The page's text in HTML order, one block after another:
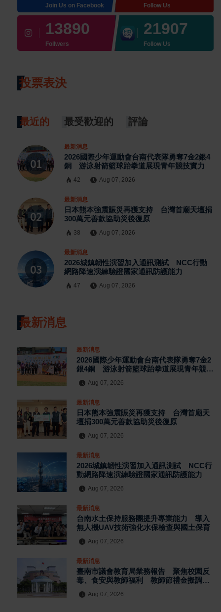
Join Us on Facebook Follow Us
13890
Follwers
21907
Follow Us
投票表決
最近的 最受歡迎的 評論
最新消息
2026國際少年運動會台南代表隊勇奪7金2銀4
銅 游泳射箭籃球跆拳道展現青年競技實力
42 Aug 07, 2026
最新消息
日本熊本強震賑災再獲支持 台灣首廟天壇捐
300萬元善款協助災後復原
38 Aug 07, 2026
最新消息
2026城鎮韌性演習加入通訊測試 NCC行動
網路降速演練驗證國家通訊防護能力
47 Aug 07, 2026
最新消息
最新消息
2026國際少年運動會台南代表隊勇奪7金2
銀4銅 游泳射箭籃球跆拳道展現青年競技
Aug 07, 2026
最新消息
日本熊本強震賑災再獲支持 台灣首廟天
壇捐300萬元善款協助災後復原
Aug 07, 2026
最新消息
2026城鎮韌性演習加入通訊測試 NCC行
動網路降速演練驗證國家通訊防護能力
Aug 07, 2026
最新消息
台南水土保持服務團提升專業能力 導入
無人機UAV技術強化水保檢查與國土保育
Aug 07, 2026
最新消息
臺南市議會教育局業務報告 聚焦校園反
毒、食安與教師福利 教師節禮金擬調升
Aug 07, 2026